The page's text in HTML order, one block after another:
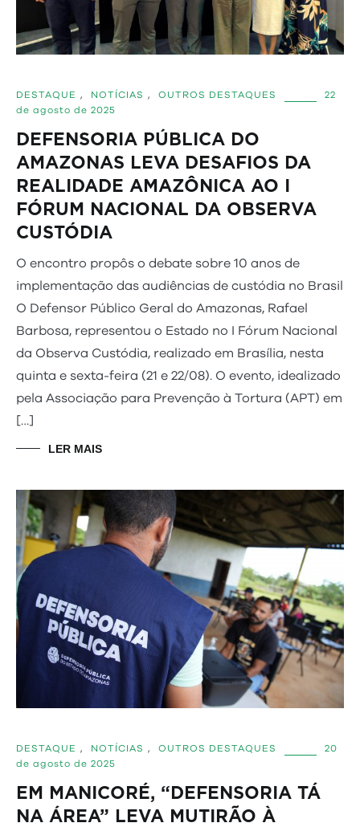
DESTAQUE , NOTÍCIAS , OUTROS DESTAQUES
22
de agosto de 2025
DEFENSORIA PÚBLICA DO
AMAZONAS LEVA DESAFIOS DA
REALIDADE AMAZÔNICA AO I
FÓRUM NACIONAL DA OBSERVA
CUSTÓDIA
O encontro propôs o debate sobre 10 anos de
implementação das audiências de custódia no Brasil
O Defensor Público Geral do Amazonas, Rafael
Barbosa, representou o Estado no I Fórum Nacional
da Observa Custódia, realizado em Brasília, nesta
quinta e sexta-feira (21 e 22/08). O evento, idealizado
pela Associação para Prevenção à Tortura (APT) em
[…]
LER MAIS
DESTAQUE , NOTÍCIAS , OUTROS DESTAQUES
20
de agosto de 2025
EM MANICORÉ, “DEFENSORIA TÁ
NA ÁREA” LEVA MUTIRÃO À